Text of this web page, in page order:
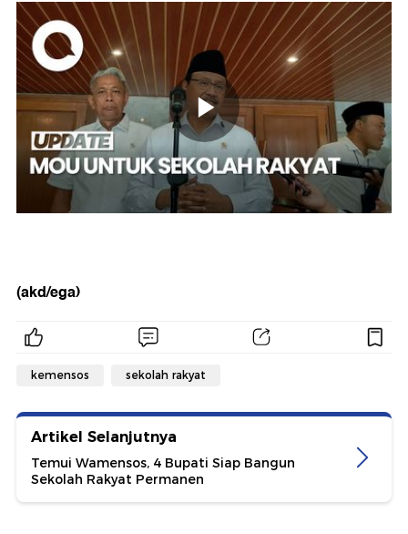
(akd/ega)
kemensos sekolah rakyat
Artikel Selanjutnya
Temui Wamensos, 4 Bupati Siap Bangun
Sekolah Rakyat Permanen